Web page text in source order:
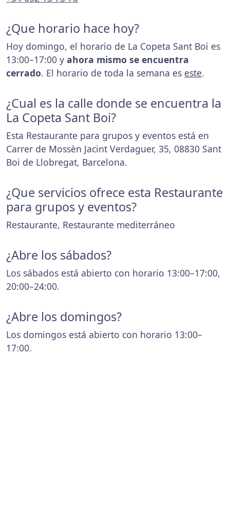
¿Que horario hace hoy?
Hoy domingo, el horario de La Copeta Sant Boi es
13:00–17:00 y ahora mismo se encuentra
cerrado. El horario de toda la semana es este.
¿Cual es la calle donde se encuentra la
La Copeta Sant Boi?
Esta Restaurante para grupos y eventos está en
Carrer de Mossèn Jacint Verdaguer, 35, 08830 Sant
Boi de Llobregat, Barcelona.
¿Que servicios ofrece esta Restaurante
para grupos y eventos?
Restaurante, Restaurante mediterráneo
¿Abre los sábados?
Los sábados está abierto con horario 13:00–17:00,
20:00–24:00.
¿Abre los domingos?
Los domingos está abierto con horario 13:00–
17:00.